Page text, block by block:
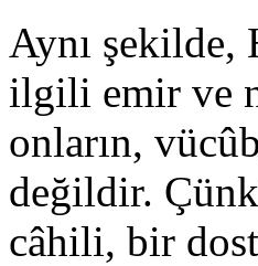
Aynı şekilde,
ilgili emir ve
onların,
değildir.
câhili, bir